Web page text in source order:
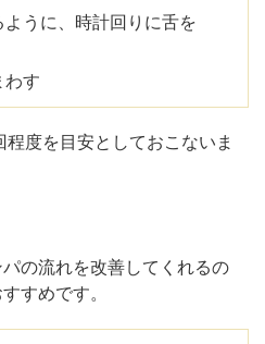
うに、時計回りに舌を
わす
程度を目安としておこないま
の流れを改善してくれるの
すめです。